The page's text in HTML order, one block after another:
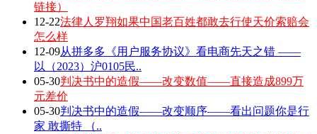
链接）
12-22法律人罗翔如果中国老百姓都敢去行使天价索赔会
怎么样
12-09从拼多多《用户服务协议》看电商先天之错 ——
以（2023）沪0105民..
05-30判决书中的造假——改变数值——直接造成899万
元差价
05-30判决书中的造假——改变顺序——看出问题你是行
家 敢撕特 （..